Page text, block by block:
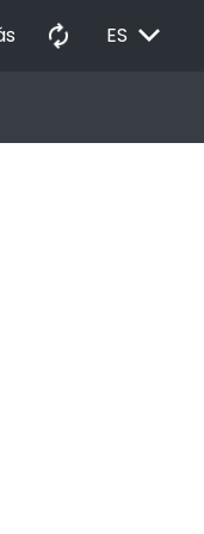
autorenew ES EXPAND_MORE